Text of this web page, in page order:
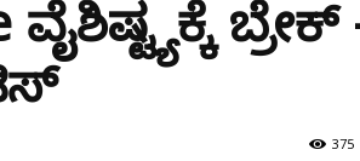
ಬ್ರೇಕ್
375